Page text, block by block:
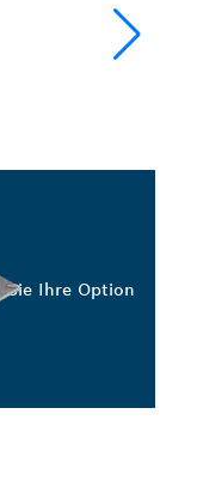
Sie Ihre Option